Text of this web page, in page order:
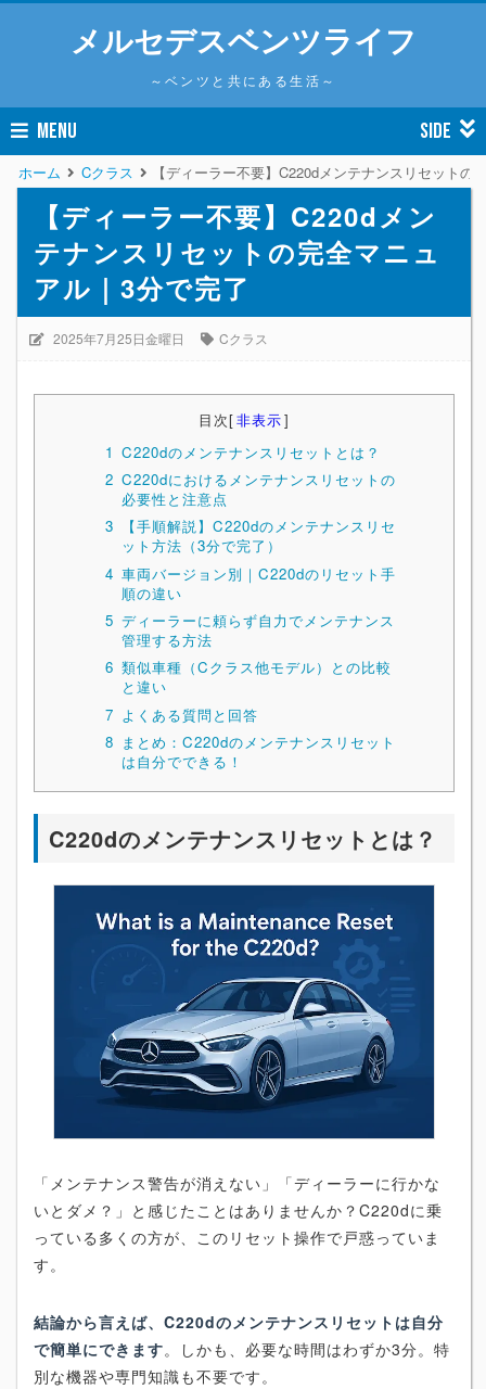
メルセデスベンツライフ
～ベンツと共にある生活～
MENU SIDE
ホーム Cクラス 【ディーラー不要】C220dメンテナンスリセットの
【ディーラー不要】C220dメン
テナンスリセットの完全マニュ
アル｜3分で完了
2025年7月25日金曜日 Cクラス
目次[非表示]
1 C220dのメンテナンスリセットとは？
2 C220dにおけるメンテナンスリセットの
必要性と注意点
3
【手順解説】C220dのメンテナンスリセ
ット方法（3分で完了）
4 車両バージョン別｜C220dのリセット手
順の違い
5 ディーラーに頼らず自力でメンテナンス
管理する方法
6 類似車種（Cクラス他モデル）との比較
と違い
7 よくある質問と回答
8 まとめ：C220dのメンテナンスリセット
は自分でできる！
C220dのメンテナンスリセットとは？
「メンテナンス警告が消えない」「ディーラーに行かな
いとダメ？」と感じたことはありませんか？C220dに乗
っている多くの方が、このリセット操作で戸惑っていま
す。
結論から言えば、C220dのメンテナンスリセットは自分
で簡単にできます。しかも、必要な時間はわずか3分。特
別な機器や専門知識も不要です。